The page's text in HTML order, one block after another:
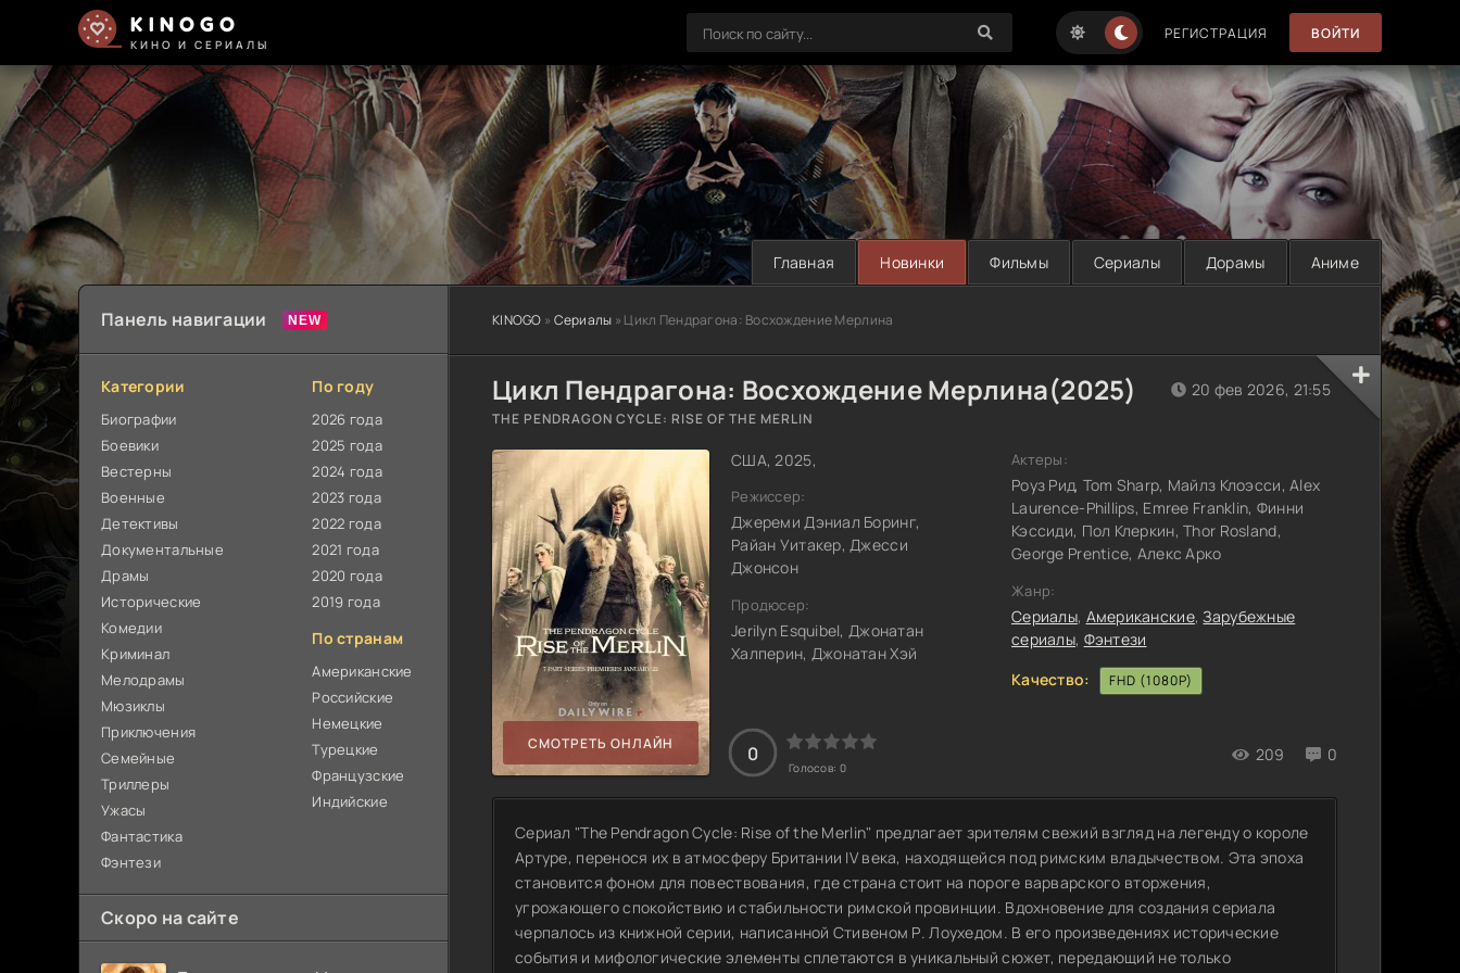
KINOGO
КИНО И СЕРИАЛЫ
РЕГИСТРАЦИЯ ВОЙТИ
Главная Новинки Фильмы Сериалы Дорамы Аниме
KINOGO » Сериалы » Цикл Пендрагона: Восхождение Мерлина
Цикл Пендрагона: Восхождение Мерлина(2025)
THE PENDRAGON CYCLE: RISE OF THE MERLIN
СМОТРЕТЬ ОНЛАЙН
США, 2025,
Режиссер:
Джереми Дэниал Боринг,
Райан Уитакер, Джесси
Джонсон
Продюсер:
Jerilyn Esquibel, Джонатан
Халперин, Джонатан Хэй
0
Голосов: 0
209 0
20 фев 2026, 21:55
Актеры:
Роуз Рид, Tom Sharp, Майлз Клоэсси, Alex
Laurence-Phillips, Emree Franklin, Финни
Кэссиди, Пол Клеркин, Thor Rosland,
George Prentice, Алекс Арко
Жанр:
Сериалы, Американские,Зарубежные
сериалы, Фэнтези
Качество:
FHD (1080P)
Сериал "The Pendragon Cycle: Rise of the Merlin" предлагает зрителям свежий взгляд на легенду о короле
Артуре, перенося их в атмосферу Британии IV века, находящейся под римским владычеством. Эта эпоха
становится фоном для повествования, где страна стоит на пороге варварского вторжения,
угрожающего спокойствию и стабильности римской провинции. Вдохновение для создания сериала
черпалось из книжной серии, написанной Стивеном Р. Лоухедом. В его произведениях исторические
события и мифологические элементы сплетаются в уникальный сюжет, передающий не только
Панель навигации
Категории
Биографии
Боевики
Вестерны
Военные
Детективы
Документальные
Драмы
Исторические
Комедии
Криминал
Мелодрамы
Мюзиклы
Приключения
Семейные
Триллеры
Ужасы
Фантастика
Фэнтези
По году
2026 года
2025 года
2024 года
2023 года
2022 года
2021 года
2020 года
2019 года
По странам
Американские
Российские
Немецкие
Турецкие
Французские
Индийские
Скоро на сайте